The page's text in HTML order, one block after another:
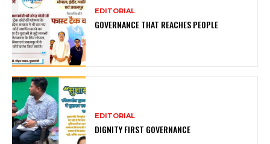
EDITORIAL
GOVERNANCE THAT REACHES PEOPLE
EDITORIAL
DIGNITY FIRST GOVERNANCE